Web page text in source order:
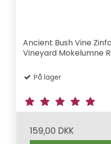
Ancient Bush Vine
Vineyard Mokelumne
På lager
159,00 DKK